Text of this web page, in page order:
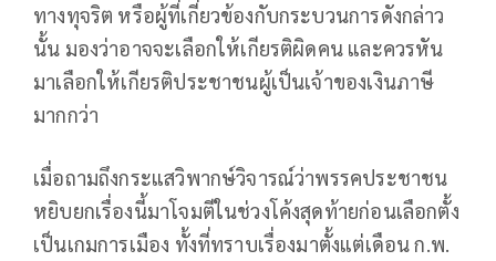
ทางทุจริต หรือผู้ที่เกี่ยวข้องกับกระบวนการดังกล่าว
นั้น มองว่าอาจจะเลือกให้เกียรติผิดคน และควรหัน
มาเลือกให้เกียรติประชาชนผู้เป็นเจ้าของเงินภาษี
มากกว่า
เมื่อถามถึงกระแสวิพากษ์วิจารณ์ว่าพรรคประชาชน
หยิบยกเรื่องนี้มาโจมตีในช่วงโค้งสุดท้ายก่อนเลือกตั้ง
เป็นเกมการเมือง ทั้งที่ทราบเรื่องมาตั้งแต่เดือน ก.พ.